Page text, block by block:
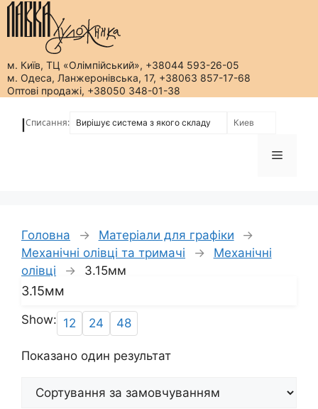
м. Київ, ТЦ «Олімпійський», +38044 593-26-05
м. Одеса, Ланжеронівська, 17, +38063 857-17-68
Оптові продажі, +38050 348-01-38
Списання:
Меню
Головна → Матеріали для графіки
→
Механічні олівці та тримачі
→
Механічні
олівці
→ 3.15мм
3.15мм
Show: 12 24 48
Показано один результат